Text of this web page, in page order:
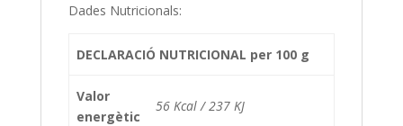
Dades Nutricionals:
DECLARACIÓ NUTRICIONAL per 100 g
Valor
energètic
56 Kcal / 237 KJ